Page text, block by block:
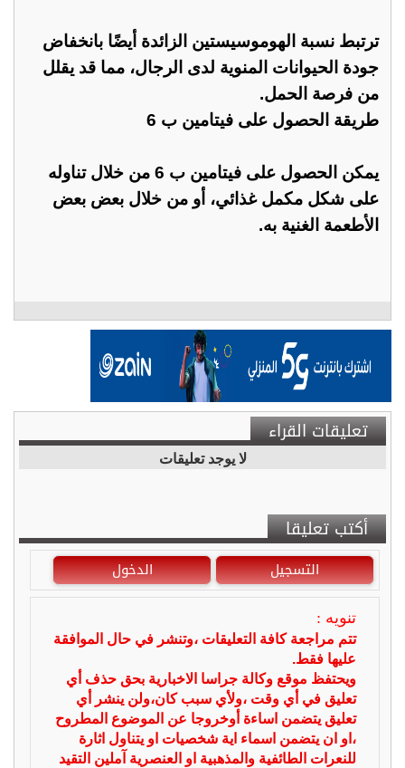
ترتبط نسبة الهوموسيستين الزائدة أيضًا بانخفاض
جودة الحيوانات المنوية لدى الرجال، مما قد يقلل
من فرصة الحمل.
طريقة الحصول على فيتامين ب 6
يمكن الحصول على فيتامين ب 6 من خلال تناوله
على شكل مكمل غذائي، أو من خلال بعض بعض
الأطعمة الغنية به.
تعليقات القراء
لا يوجد تعليقات
أكتب تعليقا
التسجيل الدخول
تنويه :
تتم مراجعة كافة التعليقات ،وتنشر في حال الموافقة
عليها فقط.
ويحتفظ موقع وكالة جراسا الاخبارية بحق حذف أي
تعليق في أي وقت ،ولأي سبب كان،ولن ينشر أي
تعليق يتضمن اساءة أوخروجا عن الموضوع المطروح
،او ان يتضمن اسماء اية شخصيات او يتناول اثارة
للنعرات الطائفية والمذهبية او العنصرية آملين التقيد